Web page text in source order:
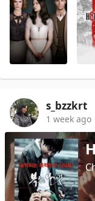
s_bzzkrt
1 week ago